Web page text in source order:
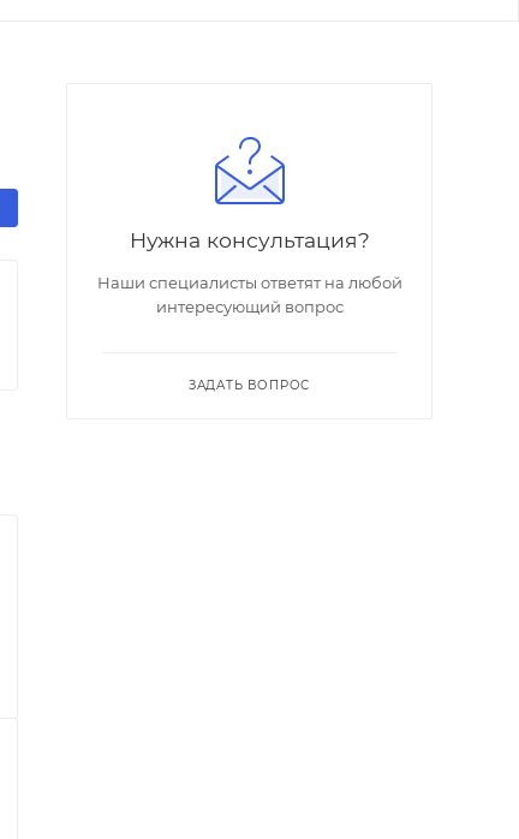
Нужна консультация?
Наши специалисты ответят на любой
интересующий вопрос
ЗАДАТЬ ВОПРОС